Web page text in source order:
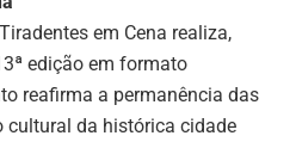
em Cena realiza,
edição em formato
reafirma a permanência das
cultural da histórica cidade